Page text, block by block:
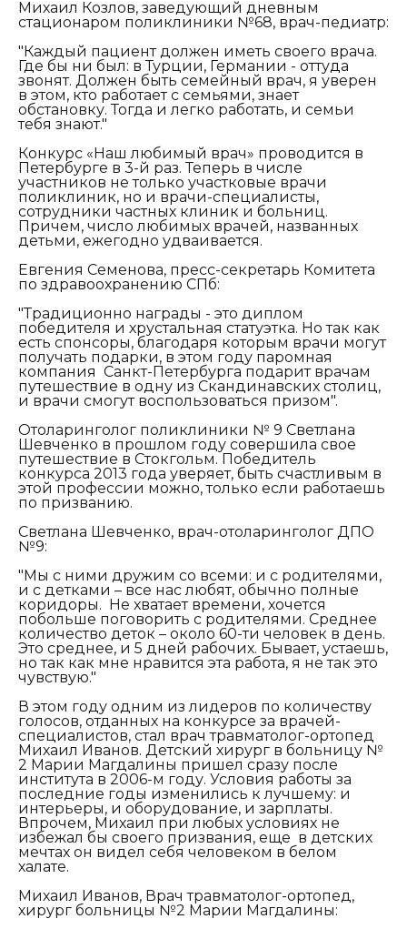
Михаил Козлов, заведующий дневным
стационаром поликлиники №68, врач-педиатр:
"Каждый пациент должен иметь своего врача.
Где бы ни был: в Турции, Германии - оттуда
звонят. Должен быть семейный врач, я уверен
в этом, кто работает с семьями, знает
обстановку. Тогда и легко работать, и семьи
тебя знают."
Конкурс «Наш любимый врач» проводится в
Петербурге в 3-й раз. Теперь в числе
участников не только участковые врачи
поликлиник, но и врачи-специалисты,
сотрудники частных клиник и больниц.
Причем, число любимых врачей, названных
детьми, ежегодно удваивается.
Евгения Семенова, пресс-секретарь Комитета
по здравоохранению СПб:
"Традиционно награды - это диплом
победителя и хрустальная статуэтка. Но так как
есть спонсоры, благодаря которым врачи могут
получать подарки, в этом году паромная
компания Санкт-Петербурга подарит врачам
путешествие в одну из Скандинавских столиц,
и врачи смогут воспользоваться призом".
Отоларинголог поликлиники № 9 Светлана
Шевченко в прошлом году совершила свое
путешествие в Стокгольм. Победитель
конкурса 2013 года уверяет, быть счастливым в
этой профессии можно, только если работаешь
по призванию.
Светлана Шевченко, врач-отоларинголог ДПО
№9:
"Мы с ними дружим со всеми: и с родителями,
и с детками – все нас любят, обычно полные
коридоры. Не хватает времени, хочется
побольше поговорить с родителями. Среднее
количество деток – около 60-ти человек в день.
Это среднее, и 5 дней рабочих. Бывает, устаешь,
но так как мне нравится эта работа, я не так это
чувствую."
В этом году одним из лидеров по количеству
голосов, отданных на конкурсе за врачей-
специалистов, стал врач травматолог-ортопед
Михаил Иванов. Детский хирург в больницу №
2 Марии Магдалины пришел сразу после
института в 2006-м году. Условия работы за
последние годы изменились к лучшему: и
интерьеры, и оборудование, и зарплаты.
Впрочем, Михаил при любых условиях не
избежал бы своего призвания, еще в детских
мечтах он видел себя человеком в белом
халате.
Михаил Иванов, Врач травматолог-ортопед,
хирург больницы №2 Марии Магдалины: